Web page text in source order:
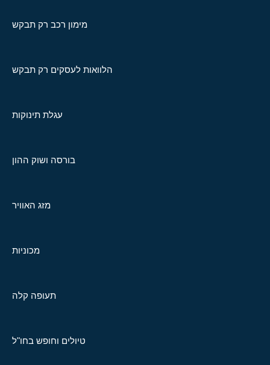
מימון רכב רק תבקש
הלוואות לעסקים רק תבקש
עגלת תינוקות
בורסה ושוק ההון
מזג האוויר
מכוניות
תעופה קלה
טיולים וחופש בחו"ל